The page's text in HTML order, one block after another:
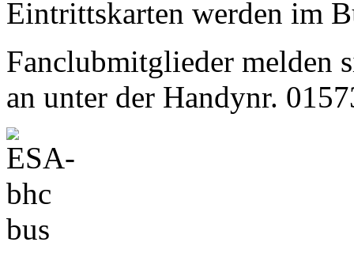
Eintrittskarten werden im
Fanclubmitglieder melden
an unter der Handynr.